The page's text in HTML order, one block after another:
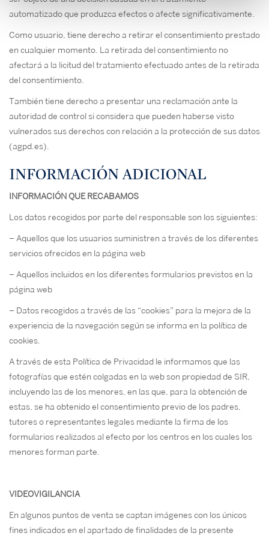
automatizado que produzca efectos o afecte significativamente.
Como usuario, tiene derecho a retirar el consentimiento prestado
en cualquier momento. La retirada del consentimiento no
afectará a la licitud del tratamiento efectuado antes de la retirada
del consentimiento.
También tiene derecho a presentar una reclamación ante la
autoridad de control si considera que pueden haberse visto
vulnerados sus derechos con relación a la protección de sus datos
(agpd.es).
INFORMACIÓN ADICIONAL
INFORMACIÓN QUE RECABAMOS
Los datos recogidos por parte del responsable son los siguientes:
– Aquellos que los usuarios suministren a través de los diferentes
servicios ofrecidos en la página web
– Aquellos incluidos en los diferentes formularios previstos en la
página web
– Datos recogidos a través de las “cookies” para la mejora de la
experiencia de la navegación según se informa en la política de
cookies.
A través de esta Política de Privacidad le informamos que las
fotografías que estén colgadas en la web son propiedad de SIR,
incluyendo las de los menores, en las que, para la obtención de
estas, se ha obtenido el consentimiento previo de los padres,
tutores o representantes legales mediante la firma de los
formularios realizados al efecto por los centros en los cuales los
menores forman parte.
VIDEOVIGILANCIA
En algunos puntos de venta se captan imágenes con los únicos
fines indicados en el apartado de finalidades de la presente